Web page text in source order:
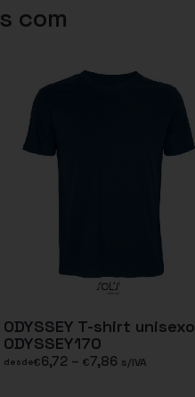
com
ODYSSEY T-shirt unisexo
ODYSSEY170
desde€6,72 – €7,86 s/IVA